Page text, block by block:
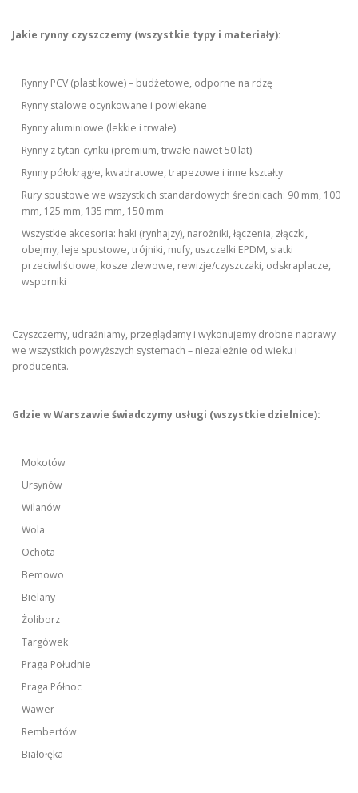
Jakie rynny czyszczemy (wszystkie typy i materiały):
Rynny PCV (plastikowe) – budżetowe, odporne na rdzę
Rynny stalowe ocynkowane i powlekane
Rynny aluminiowe (lekkie i trwałe)
Rynny z tytan-cynku (premium, trwałe nawet 50 lat)
Rynny półokrągłe, kwadratowe, trapezowe i inne kształty
Rury spustowe we wszystkich standardowych średnicach: 90 mm, 100
mm, 125 mm, 135 mm, 150 mm
Wszystkie akcesoria: haki (rynhajzy), narożniki, łączenia, złączki,
obejmy, leje spustowe, trójniki, mufy, uszczelki EPDM, siatki
przeciwliściowe, kosze zlewowe, rewizje/czyszczaki, odskraplacze,
wsporniki
Czyszczemy, udrażniamy, przeglądamy i wykonujemy drobne naprawy
we wszystkich powyższych systemach – niezależnie od wieku i
producenta.
Gdzie w Warszawie świadczymy usługi (wszystkie dzielnice):
Mokotów
Ursynów
Wilanów
Wola
Ochota
Bemowo
Bielany
Żoliborz
Targówek
Praga Południe
Praga Północ
Wawer
Rembertów
Białołęka